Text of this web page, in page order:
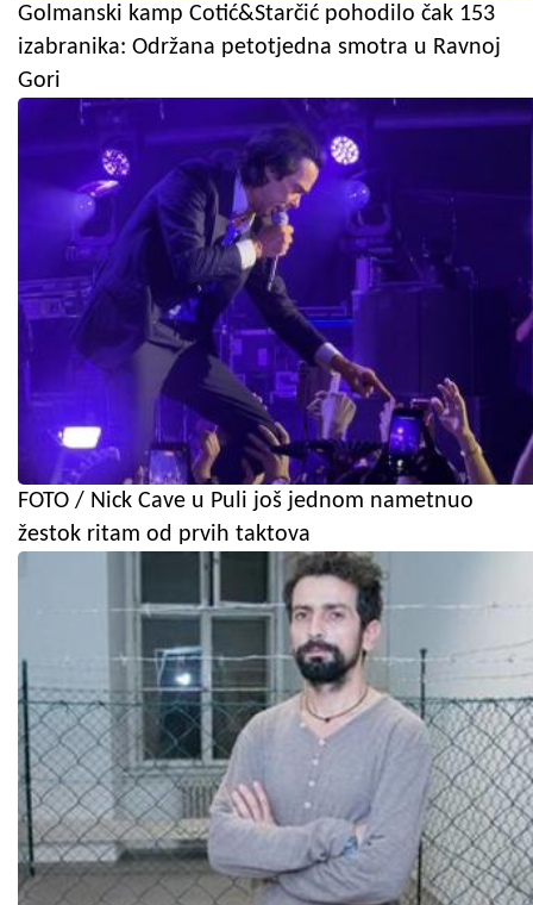
Golmanski kamp Cotić&Starčić pohodilo čak 153
izabranika: Održana petotjedna smotra u Ravnoj
Gori
FOTO / Nick Cave u Puli još jednom nametnuo
žestok ritam od prvih taktova